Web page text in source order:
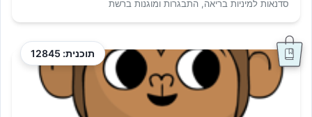
סדנאות למיניות בריאה, התבגרות ומוגנות ברשת
תוכנית: 12845